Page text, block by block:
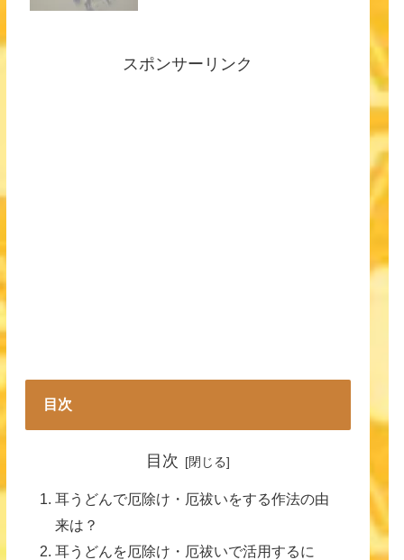
スポンサーリンク
目次
目次
耳うどんで厄除け・厄祓いをする作法の由
来は？
耳うどんを厄除け・厄祓いで活用するに